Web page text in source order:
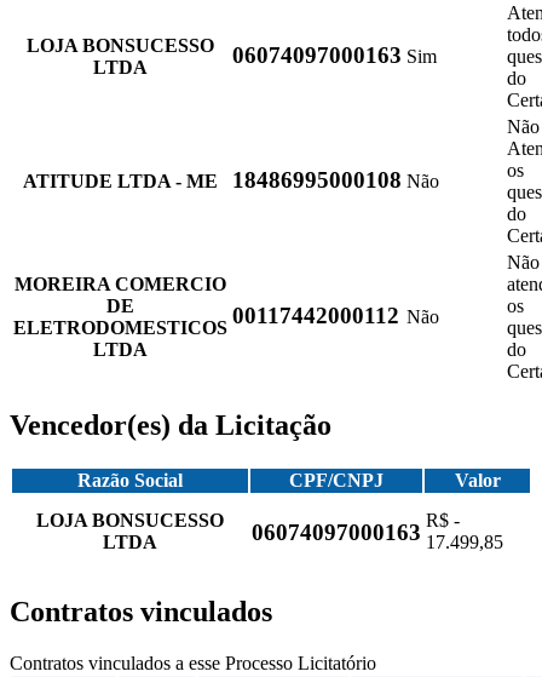
LOJA BONSUCESSO
LTDA
06074097000163 Sim
do
ATITUDE LTDA - ME 18486995000108 Não
Não
os
do
MOREIRA COMERCIO
DE
ELETRODOMESTICOS
LTDA
00117442000112 Não
Não
os
do
Vencedor(es) da Licitação
Razão Social CPF/CNPJ
Valor
LOJA BONSUCESSO
LTDA
06074097000163 R$ -
17.499,85
Contratos vinculados
Contratos vinculados a esse Processo Licitatório